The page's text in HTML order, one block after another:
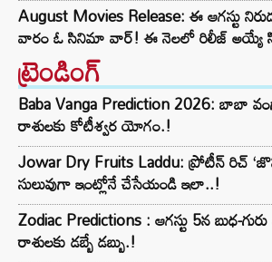
August Movies Release: ఈ ఆగస్టు
వారం ఓ సినిమా వార్! ఈ నెలలో రిలీజ్ అయ్యే
ట్రెండింగ్‌
Baba Vanga Prediction 2026: బాబా
రాశులకు కోటీశ్వర యోగం.!
Jowar Dry Fruits Laddu: ప్రోటీన్ రిచ్ ‘జొన్న
సులువుగా ఇంట్లోనే చేసేయండి ఇలా..!
Zodiac Predictions : ఆగస్టు 5న బుధ-
రాశులకు డబ్బే డబ్బు.!